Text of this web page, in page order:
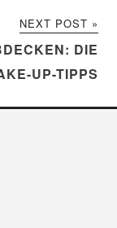
NEXT POST »
DIE
UP-TIPPS